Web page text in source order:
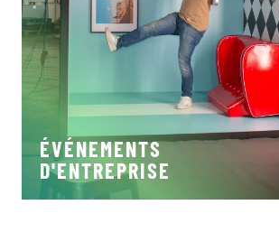
ÉVÉNEMENTS
D'ENTREPRISE